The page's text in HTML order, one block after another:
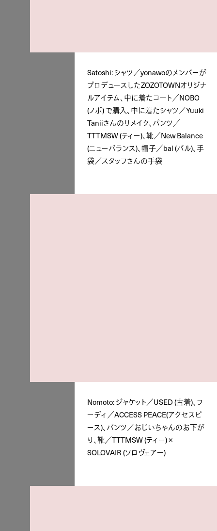
Satoshi: シャツ／yonawoのメンバーが
プロデュースしたZOZOTOWNオリジナ
ルアイテム、中に着たコート／NOBO
(ノボ) で購入、中に着たシャツ／Yuuki
Taniiさんのリメイク、パンツ／
TTTMSW (ティー)、靴／New Balance
(ニューバランス)、帽子／bal (バル)、手
袋／スタッフさんの手袋
Nomoto: ジャケット／USED (古着)、フ
ーディ／ACCESS PEACE(アクセスピ
ース)、パンツ／おじいちゃんのお下が
り、靴／TTTMSW (ティー) ×
SOLOVAIR (ソロヴェアー)